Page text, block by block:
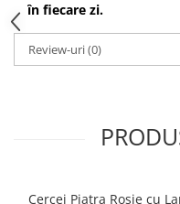
în fiecare zi.
Review-uri(0)
Cercei Piatra Rosie cu